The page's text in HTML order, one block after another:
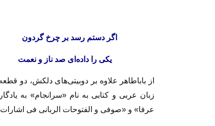
اگر دستم رسد بر چرخ
یکی را داده‌ای صد ناز
از باباطاهر علاوه بر دوبیتی‌های دلکش، دو
زبان عربی و کتابی به نام «سرانجام» به
عرفا» و «صوفی و الفتوحات الربانی فی